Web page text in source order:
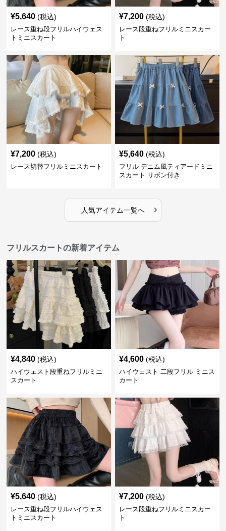
¥5,640 (税込)
レース重ね段フリルハイウェス
トミニスカート
¥7,200 (税込)
レース段重ねフリルミニスカー
ト
¥7,200 (税込)
レース切替フリルミニスカート
¥5,640 (税込)
フリル デニム風ティアードミニ
スカート リボン付き
人気アイテム一覧へ ›
フリルスカートの新着アイテム
¥4,840 (税込)
ハイウェスト段重ねフリルミニ
スカート
¥4,600 (税込)
ハイウェスト 二段フリル ミニス
カート
¥5,640 (税込)
レース重ね段フリルハイウェス
トミニスカート
¥7,200 (税込)
レース段重ねフリルミニスカー
ト